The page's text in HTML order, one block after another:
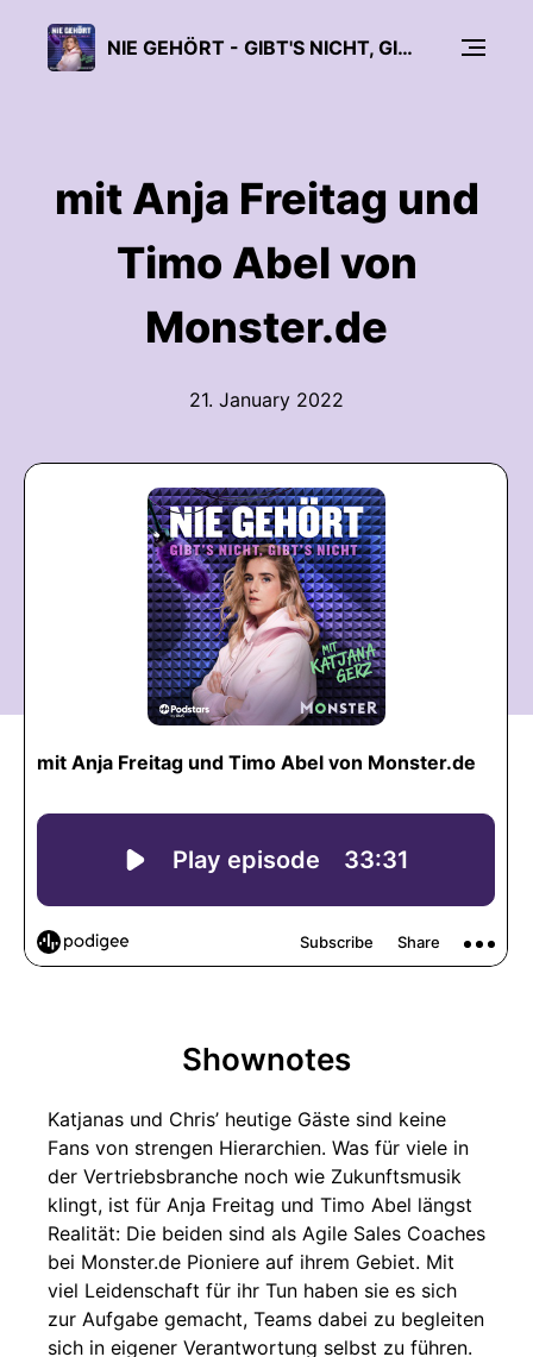
NIE GEHÖRT - GIBT'S NICHT, GIBT'S NICHT
mit Anja Freitag und
Timo Abel von
Monster.de
21. January 2022
Shownotes
Katjanas und Chris’ heutige Gäste sind keine
Fans von strengen Hierarchien. Was für viele in
der Vertriebsbranche noch wie Zukunftsmusik
klingt, ist für Anja Freitag und Timo Abel längst
Realität: Die beiden sind als Agile Sales Coaches
bei Monster.de Pioniere auf ihrem Gebiet. Mit
viel Leidenschaft für ihr Tun haben sie es sich
zur Aufgabe gemacht, Teams dabei zu begleiten
sich in eigener Verantwortung selbst zu führen.